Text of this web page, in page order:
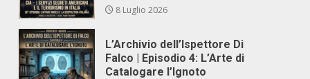
8 Luglio 2026
L’Archivio dell’Ispettore Di
Falco | Episodio 4: L’Arte di
Catalogare l’Ignoto